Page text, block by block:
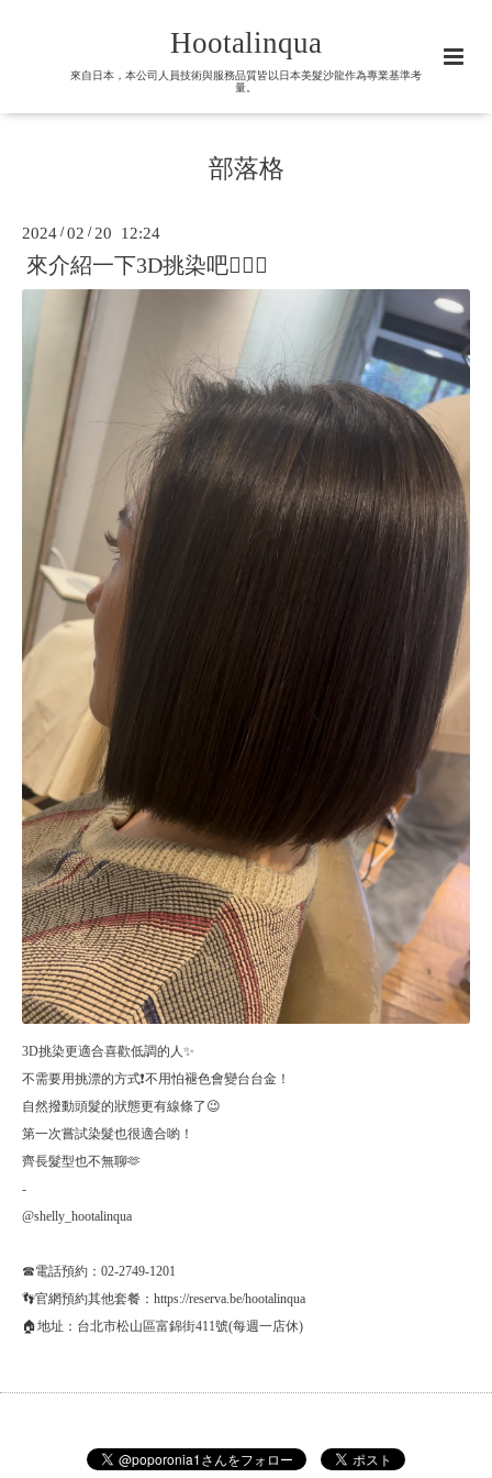
Hootalinqua
來自日本，本公司人員技術與服務品質皆以日本美髮沙龍作為專業基準考
量。
部落格
2024 /02 / 20 12:24
來介紹一下3D挑染吧🙋🏻‍♀️
3D挑染更適合喜歡低調的人✨
不需要用挑漂的方式❗️不用怕褪色會變台台金！
自然撥動頭髮的狀態更有線條了😉
第一次嘗試染髮也很適合喲！
齊長髮型也不無聊🫶
-
@shelly_hootalinqua
☎電話預約：02-2749-1201
👣官網預約其他套餐：https://reserva.be/hootalinqua
🏠地址：台北市松山區富錦街411號(每週一店休)